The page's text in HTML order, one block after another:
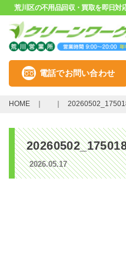
荒川区の不用品回収・買取を即日対
電話でお問い合わせ
HOME
2026.05.17